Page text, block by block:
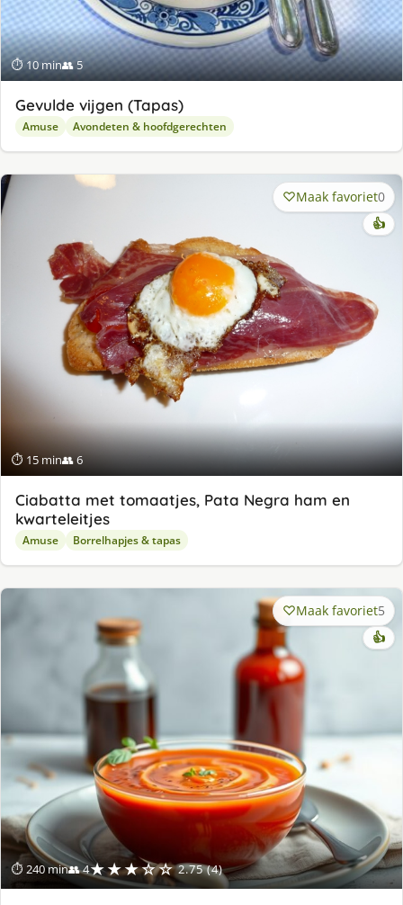
⏱ 10 min👥 5
Gevulde vijgen (Tapas)
Amuse Avondeten & hoofdgerechten
⏱ 15 min👥 6
Maak favoriet0
👍
Ciabatta met tomaatjes, Pata Negra ham en
kwarteleitjes
Amuse Borrelhapjes & tapas
⏱ 240 min👥 4★★★☆☆ 2.75 (4)
Maak favoriet5
👍